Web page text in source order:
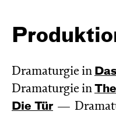
Dramaturgie in
Dramaturgie in
Die Tür